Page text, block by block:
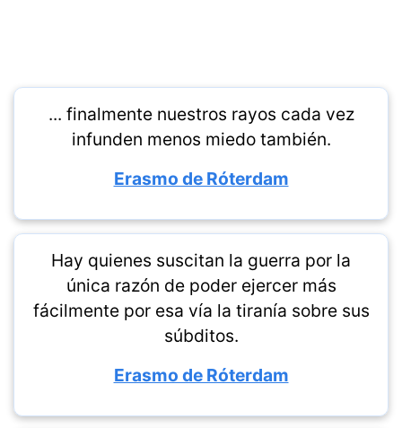
... finalmente nuestros rayos cada vez
infunden menos miedo también.
Erasmo de Róterdam
Hay quienes suscitan la guerra por la
única razón de poder ejercer más
fácilmente por esa vía la tiranía sobre sus
súbditos.
Erasmo de Róterdam